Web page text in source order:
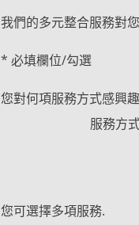
我們的多元整合服務對
* 必填欄位/勾選
您對何項服務方式感興
服務方
您可選擇多項服務.